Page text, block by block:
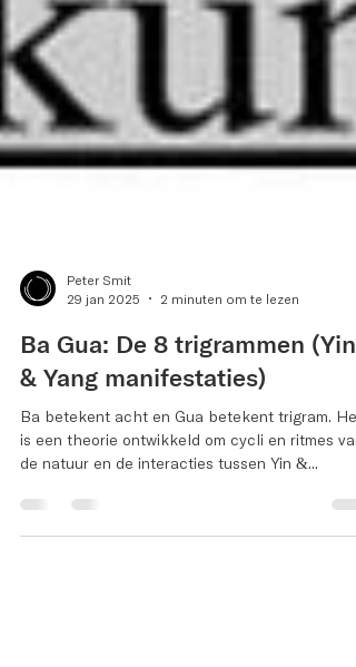
29 jan 2025
2 minuten om te lezen
Ba Gua: De 8 trigrammen (Yin
& Yang manifestaties)
Ba betekent acht en Gua betekent trigram. Het
de natuur en de interacties tussen Yin &...